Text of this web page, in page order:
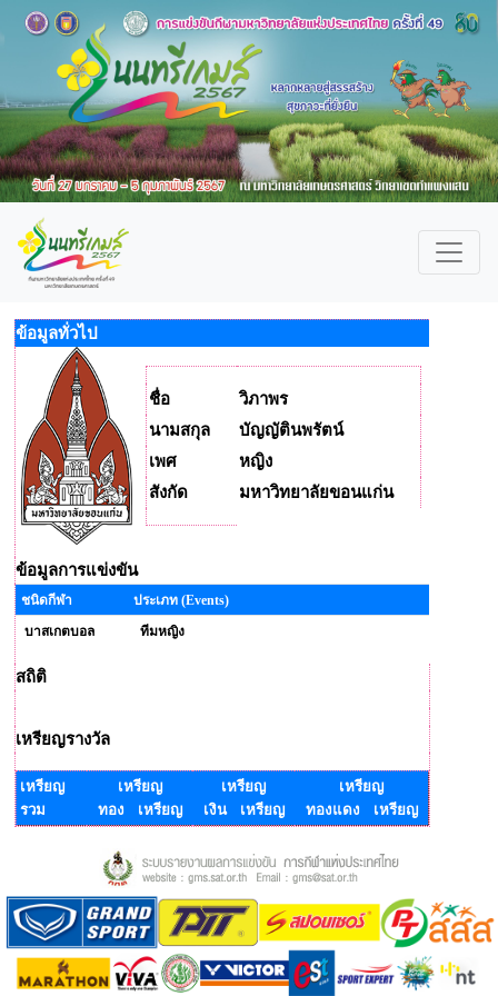
ข้อมูลทั่วไป
ชื่อ
วิภาพร
นามสกุล
บัญญัตินพรัตน์
เพศ
หญิง
สังกัด
มหาวิทยาลัยขอนแก่น
ข้อมูลการแข่งขัน
ชนิดกีฬา
ประเภท (Events)
บาสเกตบอล
ทีมหญิง
สถิติ
เหรียญรางวัล
เหรียญ
รวม
เหรียญ
ทอง เหรียญ
เหรียญ
เงิน เหรียญ
เหรียญ
ทองแดง เหรียญ